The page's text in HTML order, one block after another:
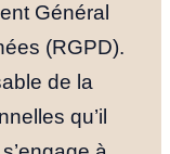
Général
(RGPD).
de la
qu’il